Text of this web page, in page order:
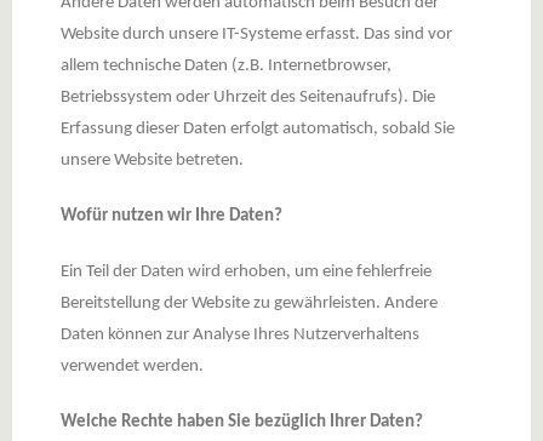
Website durch unsere IT-Systeme erfasst. Das sind vor
allem technische Daten (z.B. Internetbrowser,
Betriebssystem oder Uhrzeit des Seitenaufrufs). Die
Erfassung dieser Daten erfolgt automatisch, sobald Sie
unsere Website betreten.
Wofür nutzen wir Ihre Daten?
Ein Teil der Daten wird erhoben, um eine fehlerfreie
Bereitstellung der Website zu gewährleisten. Andere
Daten können zur Analyse Ihres Nutzerverhaltens
verwendet werden.
Welche Rechte haben Sie bezüglich Ihrer Daten?